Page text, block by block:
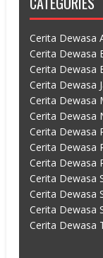
Cerita Dewasa
Cerita Dewasa
Cerita Dewasa
Cerita Dewasa
Cerita Dewasa
Cerita Dewasa
Cerita Dewasa
Cerita Dewasa
Cerita Dewasa
Cerita Dewasa
Cerita Dewasa
Cerita Dewasa
Cerita Dewasa